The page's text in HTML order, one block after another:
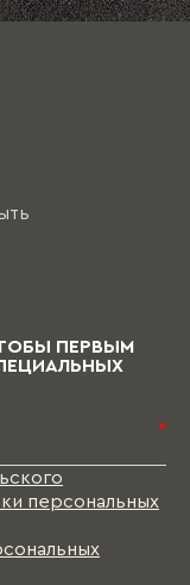
ПЕРВЫМ
*
персональных